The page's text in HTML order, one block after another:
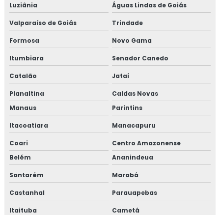
Luziânia Águas Lindas de Goiás
Valparaíso de Goiás Trindade
Formosa Novo Gama
Itumbiara Senador Canedo
Catalão Jataí
Planaltina
Caldas Novas
Manaus
Parintins
Itacoatiara Manacapuru
Coari
Centro Amazonense
Belém
Ananindeua
Santarém Marabá
Castanhal Parauapebas
Itaituba Cametá